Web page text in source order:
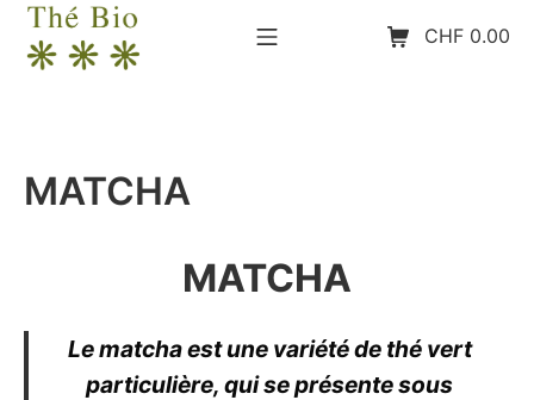
Aller
Menu mobilePanier d’achat
CHF 0.00
MATCHA
MATCHA
Le matcha est une variété de thé vert
particulière, qui se présente sous